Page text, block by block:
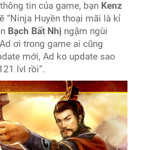
tin của game, bạn Kenz
“Ninja Huyền thoại mãi là kỉ
Bạch Bất Nhị ngậm ngùi
ơi trong game ai cũng
mới, Ad ko update sao
lvl rồi”.